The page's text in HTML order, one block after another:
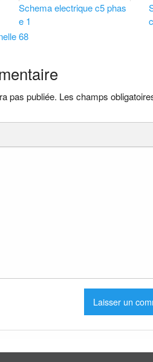
Schema electrique c5 phas
e 1
68
pas publiée. Les champs